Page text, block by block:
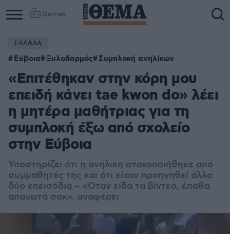
Games
ΕΛΛΑΔΑ
Εύβοια Ξυλοδαρμός Συμπλοκή ανηλίκων
«Επιτέθηκαν στην κόρη μου
επειδή κάνει tae kwon do» λέει
η μητέρα μαθήτριας για τη
συμπλοκή έξω από σχολείο
στην Εύβοια
Υποστηρίζει ότι η ανήλικη στοχοποιήθηκε από
συμμαθητές της και ότι είχαν προηγηθεί άλλα
δύο επεισόδια – «Όταν είδα τα βίντεο, έπαθα
απανωτά σοκ», αναφέρει